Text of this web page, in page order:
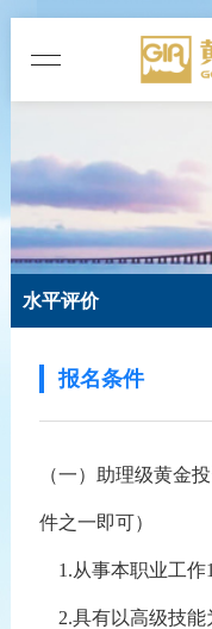
水平评价
报名条件
（一）助理级黄金
件之一即可）
1.从事本职业工作
2.具有以高级技能